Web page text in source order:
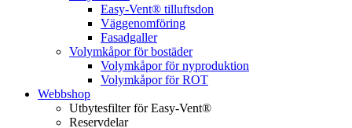
Easy-Vent® tilluftsdon
Väggenomföring
Fasadgaller
Volymkåpor för bostäder
Volymkåpor för nyproduktion
Volymkåpor för ROT
Webbshop
Utbytesfilter för Easy-Vent®
Reservdelar